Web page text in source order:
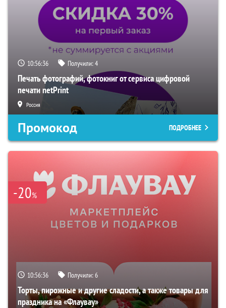
10:56:35 Получили:4
Печать фотографий, фотокниг от сервиса цифровой
печати netPrint
Россия
Промокод ПОДРОБНЕЕ
-20%
10:56:35 Получили:6
Торты, пирожные и другие сладости, а также товары для
праздника на «Флаувау»